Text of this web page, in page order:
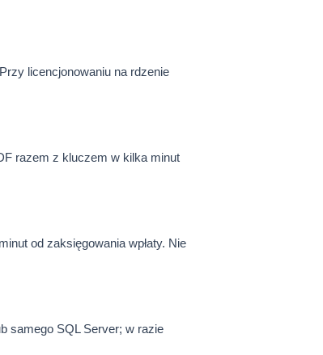
licencjonowaniu na rdzenie
razem z kluczem w kilka minut
od zaksięgowania wpłaty. Nie
samego SQL Server; w razie